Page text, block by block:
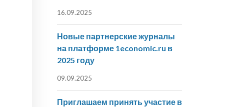
16.09.2025
Новые партнерские журналы
на платформе 1economic.ru в
2025 году
09.09.2025
Приглашаем принять участие в